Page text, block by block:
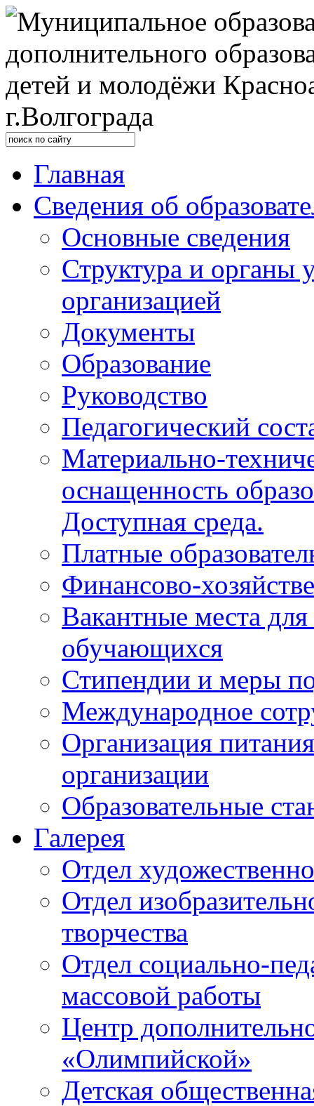
Главная
Сведения об
Основные сведения
Структура и органы
организацией
Документы
Образование
Руководство
Педагогический
Материально-
оснащенность
Доступная среда.
Платные
Финансово-
Вакантные места
обучающихся
Стипендии и меры
Международное
Организация
организации
Образовательные
Галерея
Отдел
Отдел
творчества
Отдел социально-
массовой работы
Центр
«Олимпийской»
Детская